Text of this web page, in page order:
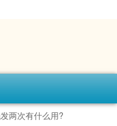
两次有什么用?